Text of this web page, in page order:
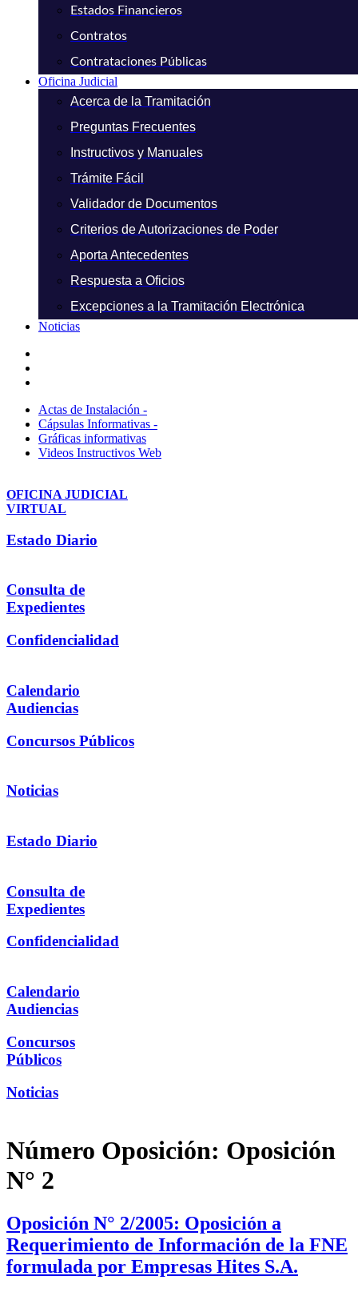
Estados Financieros
Contratos
Contrataciones Públicas
Oficina Judicial
Acerca de la Tramitación
Preguntas Frecuentes
Instructivos y Manuales
Trámite Fácil
Validador de Documentos
Criterios de Autorizaciones de Poder
Aporta Antecedentes
Respuesta a Oficios
Excepciones a la Tramitación Electrónica
Noticias
Actas de Instalación -
Cápsulas Informativas -
Gráficas informativas
Videos Instructivos Web
OFICINA JUDICIAL
VIRTUAL
Estado Diario
Consulta de
Expedientes
Confidencialidad
Calendario
Audiencias
Concursos Públicos
Noticias
Estado Diario
Consulta de
Expedientes
Confidencialidad
Calendario
Audiencias
Concursos
Públicos
Noticias
Número Oposición: Oposición
N° 2
Oposición N° 2/2005: Oposición a
Requerimiento de Información de la FNE
formulada por Empresas Hites S.A.